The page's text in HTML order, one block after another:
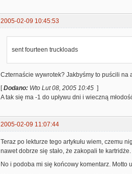
2005-02-09 10:45:53
sent fourteen truckloads
Czternaście wywrotek? Jakbyśmy to puścili na
[ Dodano: Wto Lut 08, 2005 10:45 ]
A tak się ma -1 do upływu dni i wieczną
2005-02-09 11:07:44
Teraz po lekturze tego artykułu wiem, czemu
nawet dobrze się stało, że zakopali te kartridże.
No i podoba mi się końcowy komentarz. Motto